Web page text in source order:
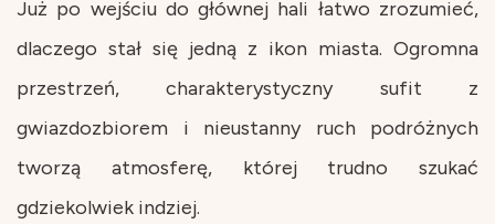
Już po wejściu do głównej hali łatwo zrozumieć,
dlaczego stał się jedną z ikon miasta. Ogromna
przestrzeń, charakterystyczny sufit z
gwiazdozbiorem i nieustanny ruch podróżnych
tworzą atmosferę, której trudno szukać
gdziekolwiek indziej.